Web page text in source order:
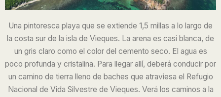
Una pintoresca playa que se extiende 1,5 millas a lo largo de
la costa sur de la isla de Vieques. La arena es casi blanca, de
un gris claro como el color del cemento seco. El agua es
poco profunda y cristalina. Para llegar allí, deberá conducir por
un camino de tierra lleno de baches que atraviesa el Refugio
Nacional de Vida Silvestre de Vieques. Verá los caminos a la